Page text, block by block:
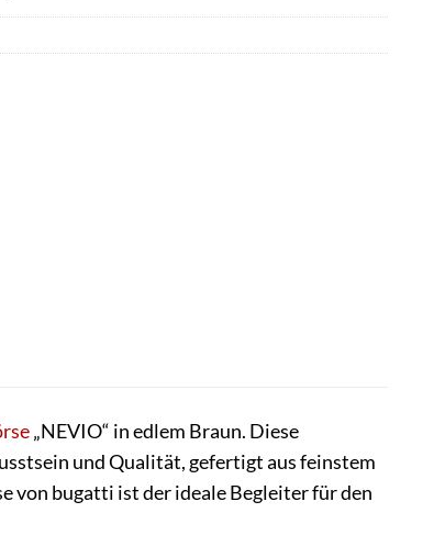
„NEVIO“ in edlem Braun. Diese
und Qualität, gefertigt aus feinstem
von bugatti ist der ideale Begleiter für den